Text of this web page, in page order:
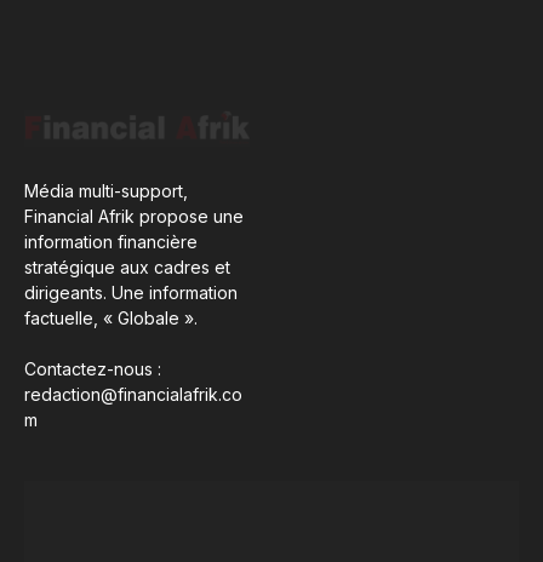
Média multi-support,
Financial Afrik propose une
information financière
stratégique aux cadres et
dirigeants. Une information
factuelle, « Globale ».
Contactez-nous :
redaction@financialafrik.co
m